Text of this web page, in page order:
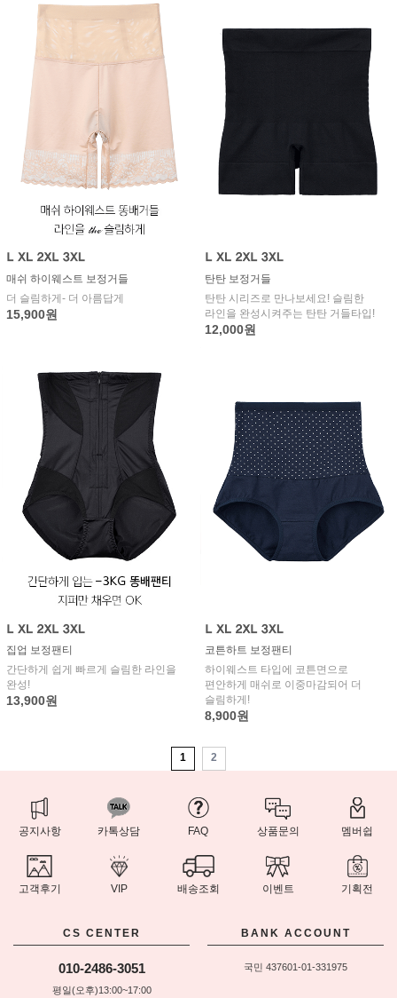
매쉬 하이웨스트 보정거들
더 슬림하게- 더 아름답게
15,900원
탄탄 보정거들
탄탄 시리즈로 만나보세요! 슬림한
라인을 완성시켜주는 탄탄 거들타입!
12,000원
집업 보정팬티
간단하게 쉽게 빠르게 슬림한 라인을
완성!
13,900원
코튼하트 보정팬티
하이웨스트 타입에 코튼면으로
편안하게 매쉬로 이중마감되어 더
슬림하게!
8,900원
1 2
공지사항 카톡상담 FAQ 상품문의 멤버쉽
고객후기 VIP 배송조회 이벤트 기획전
CS CENTER
010-2486-3051
평일(오후)13:00~17:00
BANK ACCOUNT
국민 437601-01-331975